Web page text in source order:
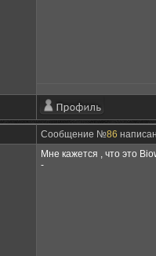
Сообщение №86
Мне кажется , что это
-